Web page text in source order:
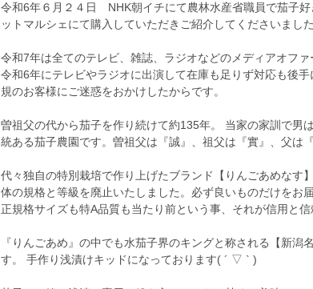
令和6年６月２４日 NHK朝イチにて農林水産省職員で茄子
ットマルシェにて購入していただきご紹介してくださいまし
令和7年は全てのテレビ、雑誌、ラジオなどのメディアオファ
令和6年にテレビやラジオに出演して在庫も足りず対応も後
規のお客様にご迷惑をおかけしたからです。
曽祖父の代から茄子を作り続けて約135年。 当家の家訓で男
統ある茄子農園です。曽祖父は『誠』、祖父は『實』、父は
代々独自の特別栽培で作り上げたブランド【りんごあめなす
体の規格と等級を廃止いたしました。必ず良いものだけをお
正規格サイズも特A品質も当たり前という事、それが信用と
『りんごあめ』の中でも水茄子界のキングと称される【新潟
す。 手作り浅漬けキッドになっております( ´ ▽ ` )